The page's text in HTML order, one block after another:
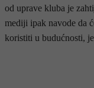
od uprave kluba je
mediji ipak navode da
koristiti u budućnosti,